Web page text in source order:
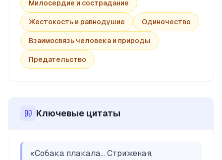
Милосердие и сострадание
Жестокость и равнодушие Одиночество
Взаимосвязь человека и природы
Предательство
Ключевые цитаты
«Собака плакала... Стриженая,